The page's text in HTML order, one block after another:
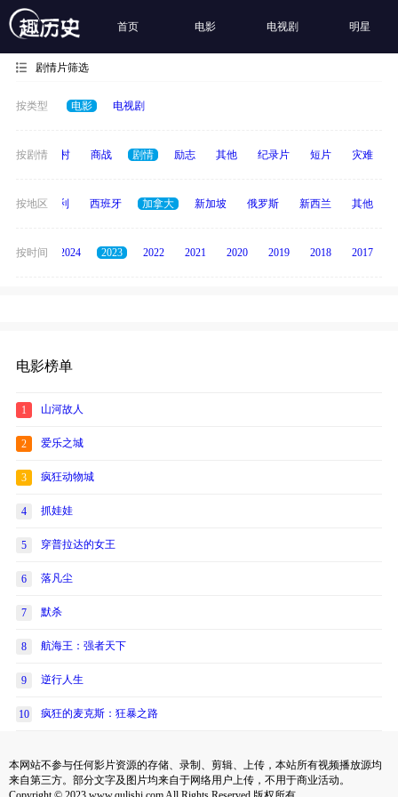
首页 电影 电视剧 明星
剧情片筛选
按类型 电影 电视剧
按剧情
历史 乡村 商战 剧情 励志 其他 纪录片 短片 灾难
按地区
度 意大利 西班牙 加拿大 新加坡 俄罗斯 新西兰 其他
按时间
2025 2024 2023 2022 2021 2020 2019 2018 2017
电影榜单
1 山河故人
2 爱乐之城
3 疯狂动物城
4 抓娃娃
5 穿普拉达的女王
6 落凡尘
7 默杀
8 航海王：强者天下
9 逆行人生
10 疯狂的麦克斯：狂暴之路
本网站不参与任何影片资源的存储、录制、剪辑、上传，本站所有视频播放源均
来自第三方。部分文字及图片均来自于网络用户上传，不用于商业活动。